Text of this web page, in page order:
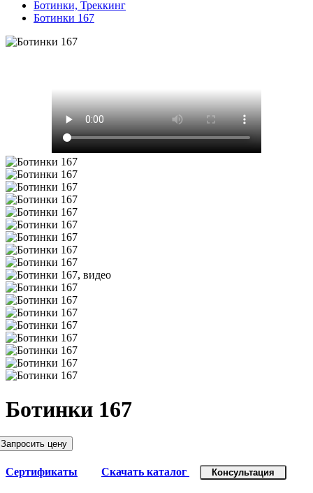
Ботинки, Треккинг
Ботинки 167
Ботинки 167
Запросить цену
Сертификаты Скачать каталог Консультация